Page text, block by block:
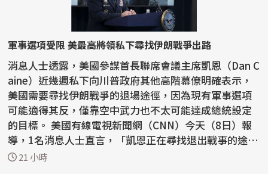
軍事選項受限 美最高將領私下尋找伊朗戰爭出路
消息人士透露，美國參謀首長聯席會議主席凱恩（Dan C
aine）近幾週私下向川普政府其他高階幕僚明確表示，
美國需要尋找伊朗戰爭的退場途徑，因為現有軍事選項
可能適得其反，僅靠空中武力也不太可能達成總統設定
的目標。 美國有線電視新聞網（CNN）今天（8日）報
導，1名消息人士直言，「凱恩正在尋找退出戰事的途
徑」。...
21 小時